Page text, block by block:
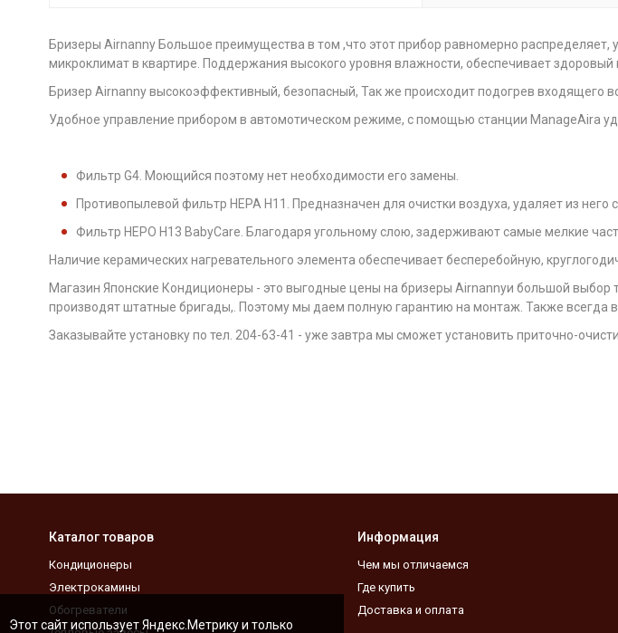
Этот сайт использует Яндекс.Метрику и только
Бризеры Airnanny Большое преимущества в том ,что этот прибор равномерно
микроклимат в квартире. Поддержания высокого уровня влажности, обеспечивает
Бризер Airnanny высокоэффективный, безопасный, Так же происходит подогрев входящего
Удобное управление прибором в автомотическом режиме, с помощью станции ManageAira
Фильтр G4. Моющийся поэтому нет необходимости его замены.
Противопылевой фильтр НЕРА Н11. Предназначен для очистки воздуха, удаляет из него
Фильтр НЕРО Н13 BabyCare. Благодаря угольному слою, задерживают самые мелкие
Наличие керамических нагревательного элемента обеспечивает бесперебойную,
Магазин Японские Кондиционеры - это выгодные цены на бризеры Airnannyи большой выбор
производят штатные бригады,. Поэтому мы даем полную гарантию на монтаж. Также всегда
Заказывайте установку по тел. 204-63-41 - уже завтра мы сможет установить приточно-
Каталог товаров
Кондиционеры
Электрокамины
Обогреватели
Информация
Чем мы отличаемся
Где купить
Доставка и оплата